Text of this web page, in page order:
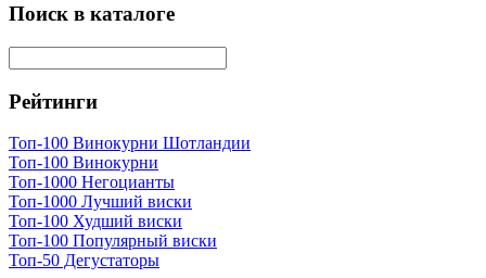
Поиск в каталоге
Рейтинги
Топ-100 Винокурни Шотландии
Топ-100 Винокурни
Топ-1000 Негоцианты
Топ-1000 Лучший виски
Топ-100 Худший виски
Топ-100 Популярный виски
Топ-50 Дегустаторы